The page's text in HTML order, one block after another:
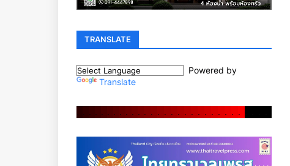
TRANSLATE
Powered by
Translate
. . . . . . . . . . . . . . . . . . . . . . . .